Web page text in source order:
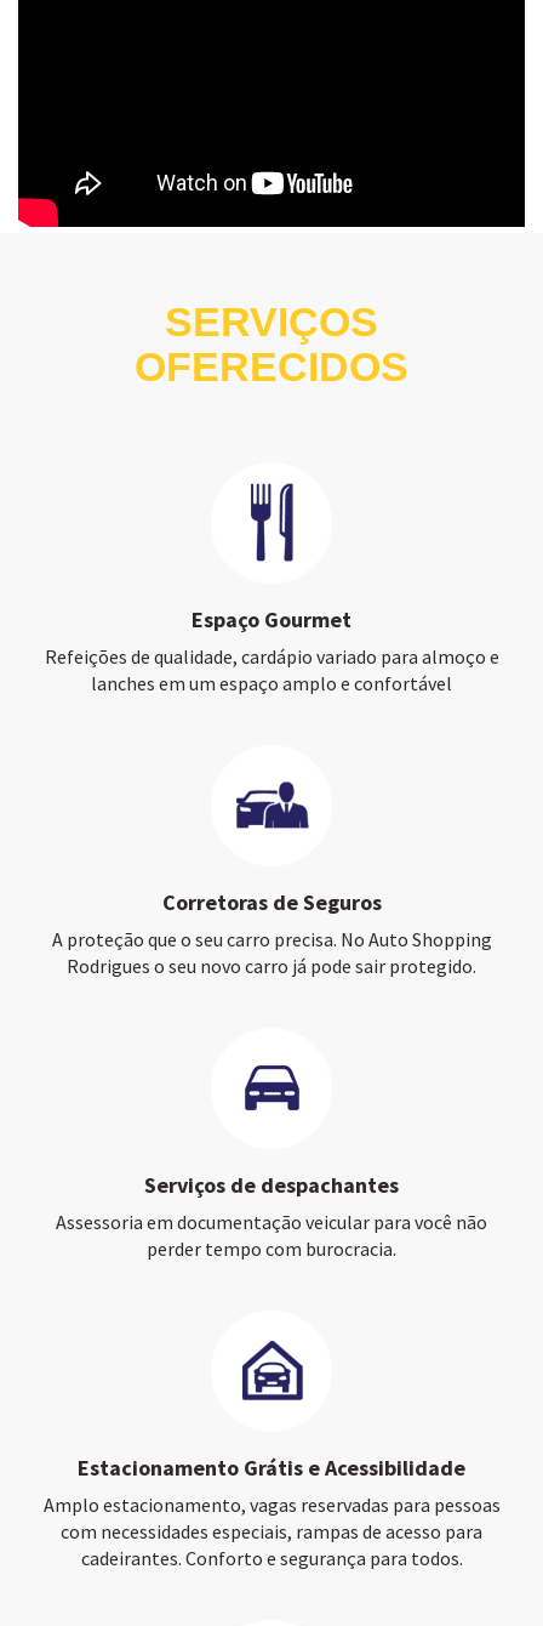
SERVIÇOS
OFERECIDOS
Espaço Gourmet
Refeições de qualidade, cardápio variado para almoço e
lanches em um espaço amplo e confortável
Corretoras de Seguros
A proteção que o seu carro precisa. No Auto Shopping
Rodrigues o seu novo carro já pode sair protegido.
Serviços de despachantes
Assessoria em documentação veicular para você não
perder tempo com burocracia.
Estacionamento Grátis e Acessibilidade
Amplo estacionamento, vagas reservadas para pessoas
com necessidades especiais, rampas de acesso para
cadeirantes. Conforto e segurança para todos.